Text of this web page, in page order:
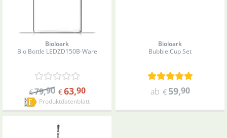
Bioloark
Bio Bottle LEDZD150B-Ware
€79,90 €63,90
Produktdatenblatt
Bioloark
Bubble Cup Set
ab € 59,90